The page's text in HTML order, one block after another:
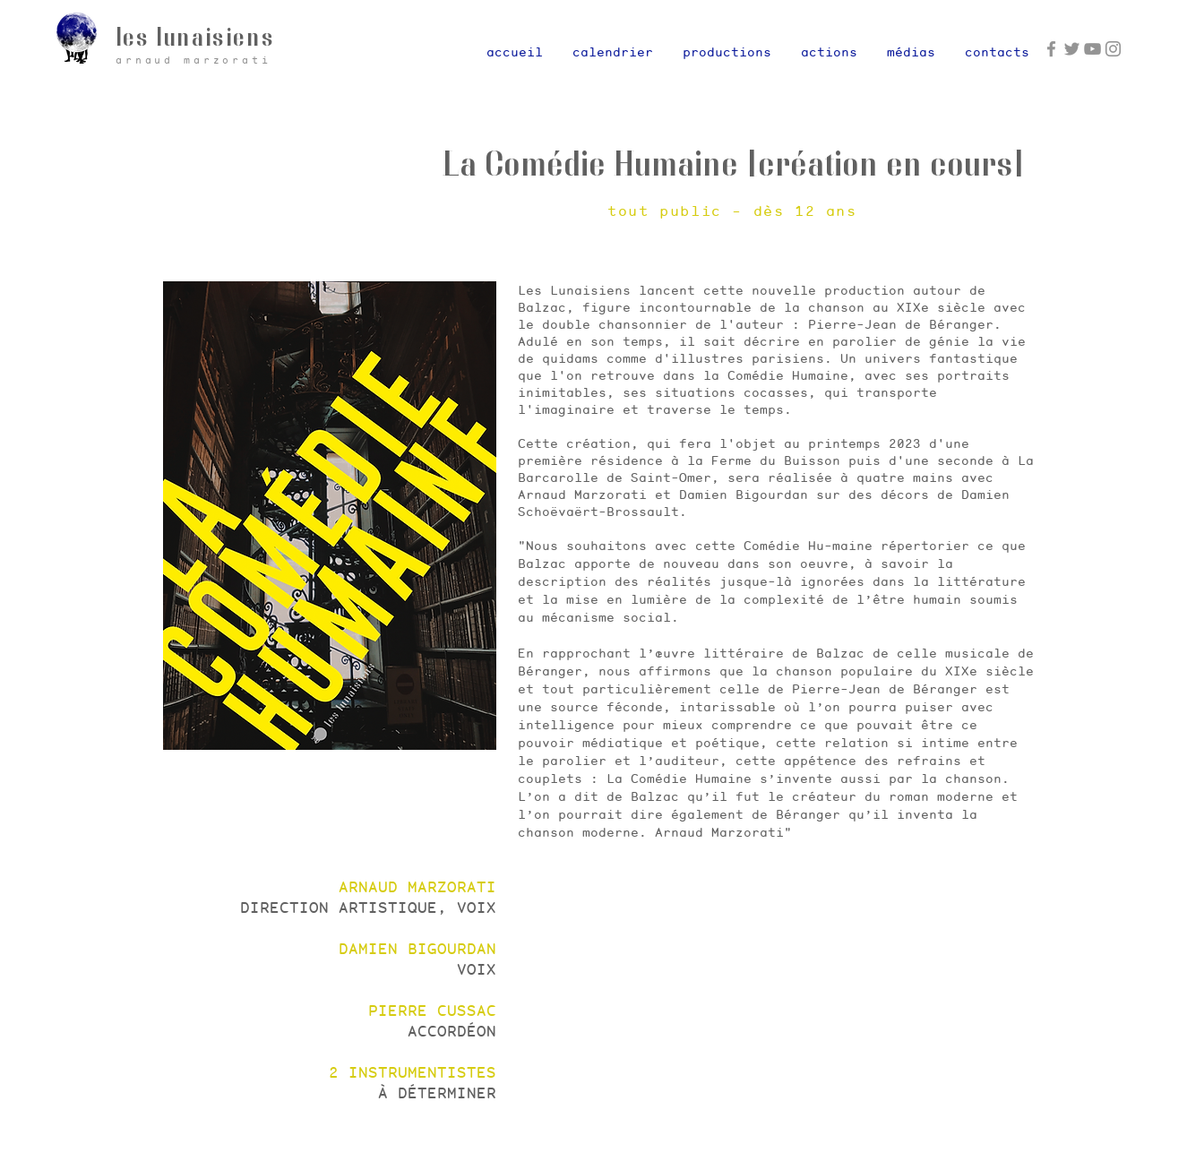
les lunaisiens accueil calendrier productions actions médias contacts
arnaud marzorati
La Comédie Humaine [création en cours]
tout public - dès 12 ans
Les Lunaisiens lancent cette nouvelle production autour de
Balzac, figure incontournable de la chanson au XIXe siècle avec
le double chansonnier de l'auteur : Pierre-Jean de Béranger.
Adulé en son temps, il sait décrire en parolier de génie la vie
de quidams comme d'illustres parisiens. Un univers fantastique
que l'on retrouve dans la Comédie Humaine, avec ses portraits
inimitables, ses situations cocasses, qui transporte
l'imaginaire et traverse le temps.
Cette création, qui fera l'objet au printemps 2023 d'une
première résidence à la Ferme du Buisson puis d'une seconde à La
Barcarolle de Saint-Omer, sera réalisée à quatre mains avec
Arnaud Marzorati et Damien Bigourdan sur des décors de Damien
Schoëvaërt-Brossault.
"Nous souhaitons avec cette Comédie Hu-maine répertorier ce que
Balzac apporte de nouveau dans son oeuvre, à savoir la
description des réalités jusque-là ignorées dans la littérature
et la mise en lumière de la complexité de l’être humain soumis
au mécanisme social.
En rapprochant l’œuvre littéraire de Balzac de celle musicale de
Béranger, nous affirmons que la chanson populaire du XIXe siècle
et tout particulièrement celle de Pierre-Jean de Béranger est
une source féconde, intarissable où l’on pourra puiser avec
intelligence pour mieux comprendre ce que pouvait être ce
pouvoir médiatique et poétique, cette relation si intime entre
le parolier et l’auditeur, cette appétence des refrains et
couplets : La Comédie Humaine s’invente aussi par la chanson.
L’on a dit de Balzac qu’il fut le créateur du roman moderne et
l’on pourrait dire également de Béranger qu’il inventa la
chanson moderne. Arnaud Marzorati"
ARNAUD MARZORATI
DIRECTION ARTISTIQUE, VOIX
DAMIEN BIGOURDAN
VOIX
PIERRE CUSSAC
ACCORDÉON
2 INSTRUMENTISTES
À DÉTERMINER